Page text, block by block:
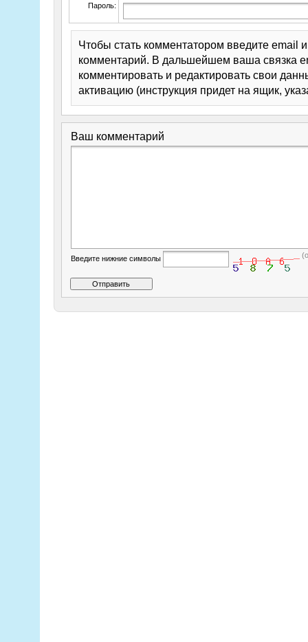
Пароль:
Чтобы стать комментатором введите email
комментарий. В дальшейшем ваша связка
комментировать и редактировать свои
активацию (инструкция придет на ящик,
Ваш комментарий
Введите нижние символы